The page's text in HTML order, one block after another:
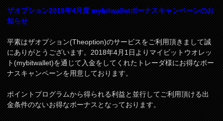
ザオプション2018年4月度 mybitwalletボーナスキャンペーンのお
知らせ
平素はザオプション(Theoption)のサービスをご利用頂きまして誠
にありがとうございます。2018年4月1日よりマイビットウオレッ
ト(mybitwallet)を通じて入金をしてくれたトレーダ様にお得なボー
ナスキャンペーンを用意しております。
ポイントプログラムから得られる利益と並行してご利用頂ける出
金条件のないお得なボーナスとなっております。